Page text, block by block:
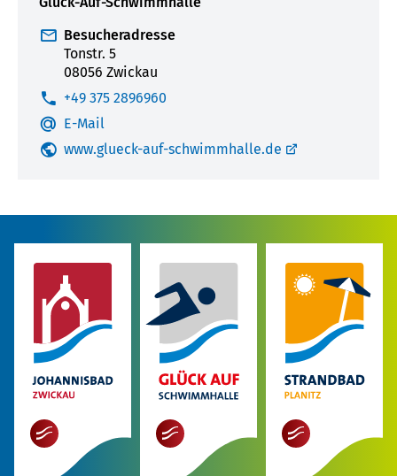
Besucheradresse
Tonstr. 5
08056 Zwickau
Telefonnummer:
+49 375 2896960
E-Mail
www.glueck-auf-schwimmhalle.de
mehr mehr mehr